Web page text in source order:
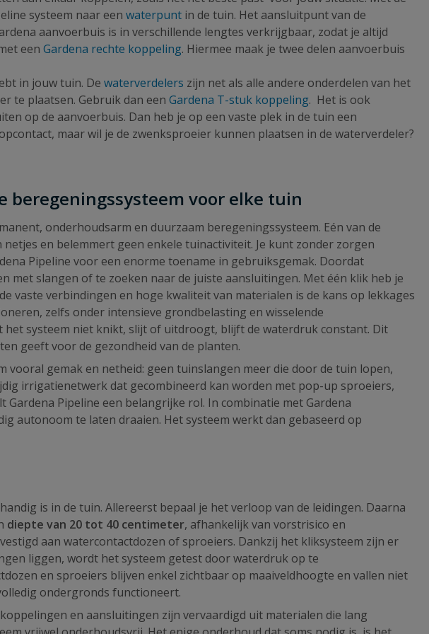
systeem naar een waterpunt in de tuin. Het aansluitpunt van de
aanvoerbuis is in verschillende lengtes verkrijgbaar, zodat je altijd
een Gardena rechte koppeling. Hiermee maak je twee delen aanvoerbuis
in jouw tuin. De waterverdelers zijn net als alle andere onderdelen van het
te plaatsen. Gebruik dan een Gardena T-stuk koppeling. Het is ook
op de aanvoerbuis. Dan heb je op een vaste plek in de tuin een
maar wil je de zwenksproeier kunnen plaatsen in de waterverdeler?
beregeningssysteem voor elke tuin
onderhoudsarm en duurzaam beregeningssysteem. Eén van de
en belemmert geen enkele tuinactiviteit. Je kunt zonder zorgen
Pipeline voor een enorme toename in gebruiksgemak. Doordat
slangen of te zoeken naar de juiste aansluitingen. Met één klik heb je
vaste verbindingen en hoge kwaliteit van materialen is de kans op lekkages
zelfs onder intensieve grondbelasting en wisselende
systeem niet knikt, slijt of uitdroogt, blijft de waterdruk constant. Dit
geeft voor de gezondheid van de planten.
gemak en netheid: geen tuinslangen meer die door de tuin lopen,
irrigatienetwerk dat gecombineerd kan worden met pop-up sproeiers,
Pipeline een belangrijke rol. In combinatie met Gardena
autonoom te laten draaien. Het systeem werkt dan gebaseerd op
is in de tuin. Allereerst bepaal je het verloop van de leidingen. Daarna
diepte van 20 tot 40 centimeter, afhankelijk van vorstrisico en
aan watercontactdozen of sproeiers. Dankzij het kliksysteem zijn er
liggen, wordt het systeem getest door waterdruk op te
en sproeiers blijven enkel zichtbaar op maaiveldhoogte en vallen niet
ondergronds functioneert.
en aansluitingen zijn vervaardigd uit materialen die lang